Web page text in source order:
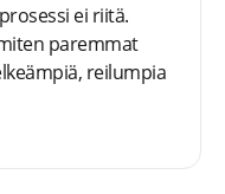
ei riitä.
paremmat
reilumpia